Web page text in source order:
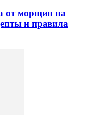
от морщин на
и правила